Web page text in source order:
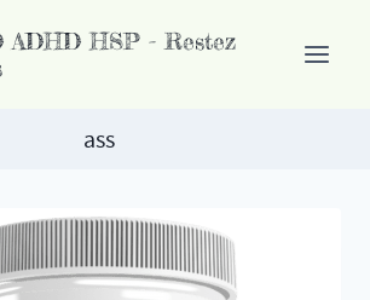
ADHD HSP - Restez
ass